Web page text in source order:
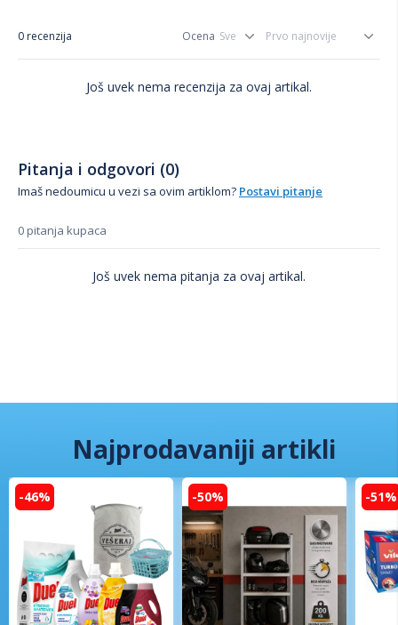
0 recenzija Ocena
Još uvek nema recenzija za ovaj artikal.
Pitanja i odgovori (0)
Imaš nedoumicu u vezi sa ovim artiklom? Postavi pitanje
0 pitanja kupaca
Još uvek nema pitanja za ovaj artikal.
Najprodavaniji artikli
-46% -50% -51%